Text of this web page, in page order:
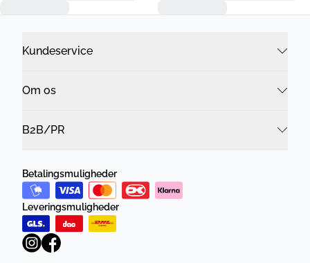
Kundeservice
Om os
B2B/PR
Betalingsmuligheder
Leveringsmuligheder